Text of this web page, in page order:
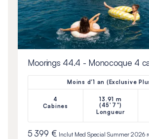
Moorings 44.4 - Monocoque 4
Moins d'1 an (Exclusive
4
Cabines
13.91 m
(45'7")
Longueur
5 399 € Inclut Med Special Summer 2026